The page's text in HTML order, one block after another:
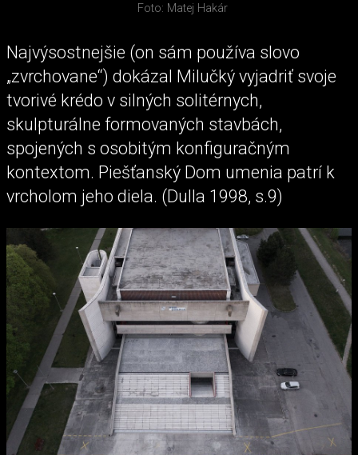
Foto: Matej Hakár
Najvýsostnejšie (on sám používa slovo
„zvrchovane“) dokázal Milučký vyjadriť svoje
tvorivé krédo v silných solitérnych,
skulpturálne formovaných stavbách,
spojených s osobitým konfiguračným
kontextom. Piešťanský Dom umenia patrí k
vrcholom jeho diela. (Dulla 1998, s.9)